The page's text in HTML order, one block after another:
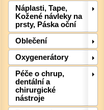
Náplasti, Tape,
Kožené návleky na
prsty, Páska oční
Oblečení
Oxygenerátory
Péče o chrup,
dentální a
chirurgické
nástroje